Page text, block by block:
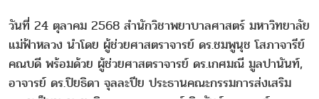
วันที่ 24 ตุลาคม 2568 สำนักวิชาพยาบาลศาสตร์ มหาวิทยาลัย
แม่ฟ้าหลวง นำโดย ผู้ช่วยศาสตราจารย์ ดร.ชมพูนุช โสภาจารีย์
คณบดี พร้อมด้วย ผู้ช่วยศาสตราจารย์ ดร.เกศมณี มูลปานันท์,
อาจารย์ ดร.ปิยธิดา จุลละปีย ประธานคณะกรรมการส่งเสริม